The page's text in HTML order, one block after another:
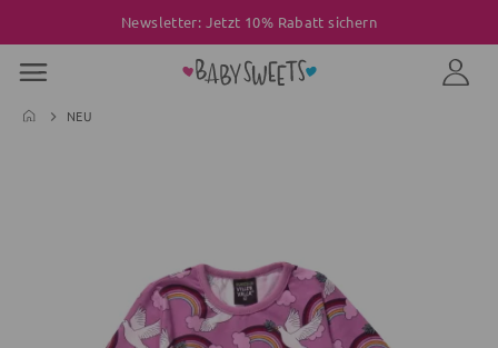
Newsletter: Jetzt 10% Rabatt sichern
NEU